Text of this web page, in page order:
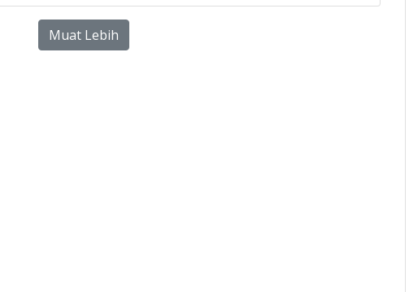
Muat Lebih